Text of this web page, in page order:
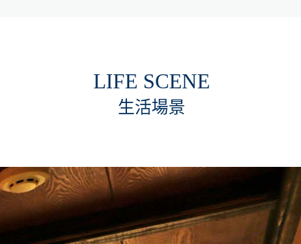
LIFE SCENE
生活場景